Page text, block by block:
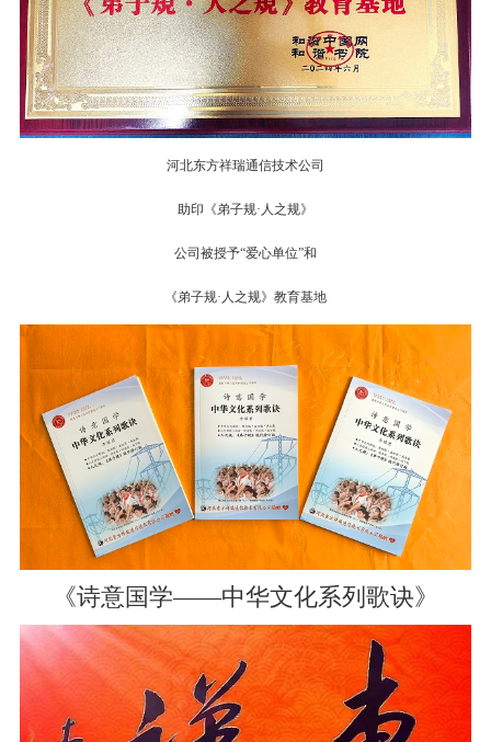
河北东方祥瑞通信技术公司
助印《弟子规·人之规》
公司被授予“爱心单位”和
《弟子规·人之规》教育基地
《诗意国学——中华文化系列歌诀》